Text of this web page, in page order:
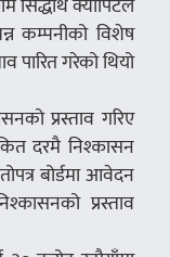
कम्पनीको विशेष
पारित गरेको थियो
प्रस्ताव गरिए
दरमै निश्कासन
बोर्डमा आवेदन
प्रस्ताव